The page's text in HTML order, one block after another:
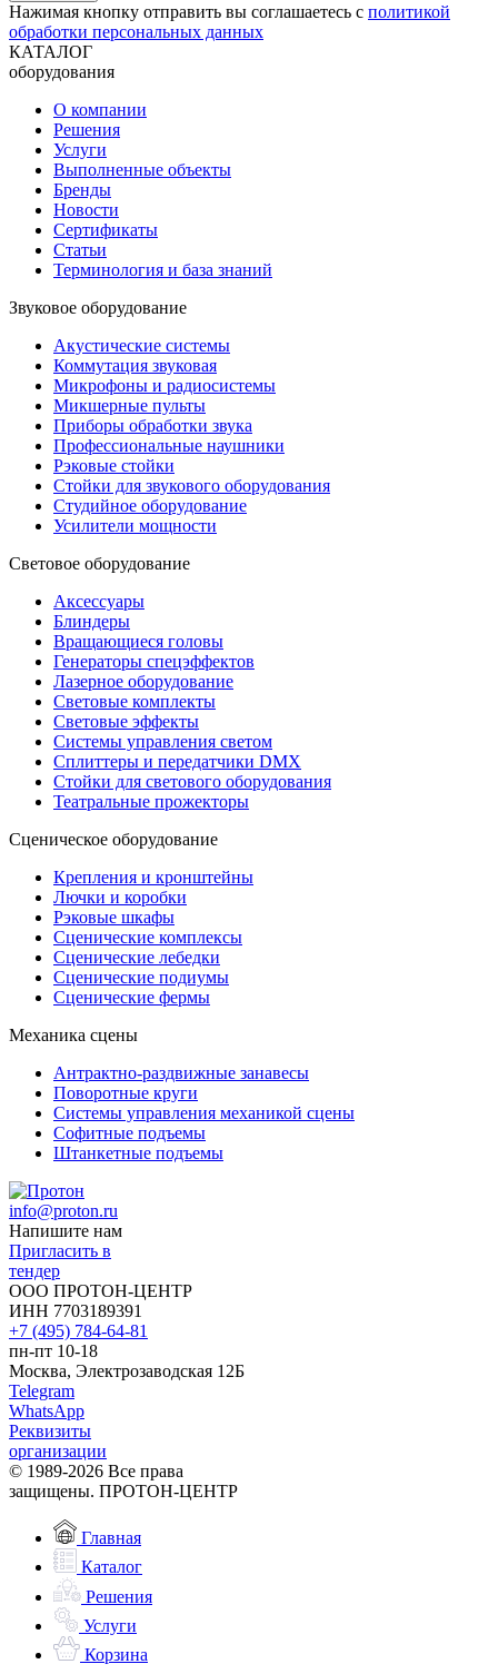
Нажимая кнопку отправить вы соглашаетесь с политикой
обработки персональных данных
КАТАЛОГ
оборудования
О компании
Решения
Услуги
Выполненные объекты
Бренды
Новости
Сертификаты
Статьи
Терминология и база знаний
Звуковое оборудование
Акустические системы
Коммутация звуковая
Микрофоны и радиосистемы
Микшерные пульты
Приборы обработки звука
Профессиональные наушники
Рэковые стойки
Стойки для звукового оборудования
Студийное оборудование
Усилители мощности
Световое оборудование
Аксессуары
Блиндеры
Вращающиеся головы
Генераторы спецэффектов
Лазерное оборудование
Световые комплекты
Световые эффекты
Системы управления светом
Сплиттеры и передатчики DMX
Стойки для светового оборудования
Театральные прожекторы
Сценическое оборудование
Крепления и кронштейны
Лючки и коробки
Рэковые шкафы
Сценические комплексы
Сценические лебедки
Сценические подиумы
Сценические фермы
Механика сцены
Антрактно-раздвижные занавесы
Поворотные круги
Системы управления механикой сцены
Софитные подъемы
Штанкетные подъемы
info@proton.ru
Напишите нам
Пригласить в
тендер
ООО ПРОТОН-ЦЕНТР
ИНН 7703189391
+7 (495) 784-64-81
пн-пт 10-18
Москва, Электрозаводская 12Б
Telegram
WhatsApp
Реквизиты
организации
© 1989-2026 Все права
защищены. ПРОТОН-ЦЕНТР
Главная
Каталог
Решения
Услуги
Корзина